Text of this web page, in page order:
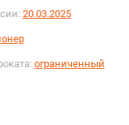
20.03.2025
ограниченный